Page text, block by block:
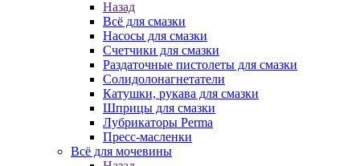
Назад
Всё для смазки
Насосы для смазки
Счетчики для смазки
Раздаточные пистолеты для смазки
Солидолонагнетатели
Катушки, рукава для смазки
Шприцы для смазки
Лубрикаторы Perma
Пресс-масленки
Всё для мочевины